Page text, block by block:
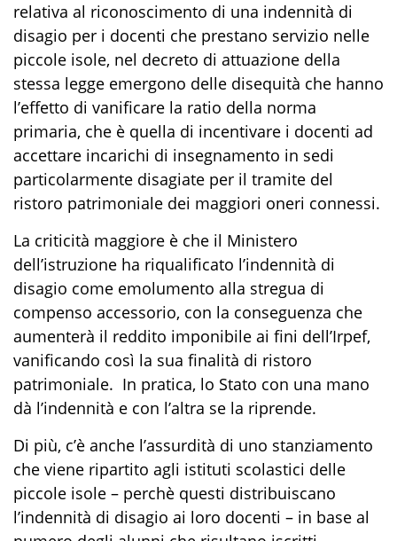
relativa al riconoscimento di una indennità di
disagio per i docenti che prestano servizio nelle
piccole isole, nel decreto di attuazione della
stessa legge emergono delle disequità che hanno
l’effetto di vanificare la ratio della norma
primaria, che è quella di incentivare i docenti ad
accettare incarichi di insegnamento in sedi
particolarmente disagiate per il tramite del
ristoro patrimoniale dei maggiori oneri connessi.
La criticità maggiore è che il Ministero
dell’istruzione ha riqualificato l’indennità di
disagio come emolumento alla stregua di
compenso accessorio, con la conseguenza che
aumenterà il reddito imponibile ai fini dell’Irpef,
vanificando così la sua finalità di ristoro
patrimoniale. In pratica, lo Stato con una mano
dà l’indennità e con l’altra se la riprende.
Di più, c’è anche l’assurdità di uno stanziamento
che viene ripartito agli istituti scolastici delle
piccole isole – perchè questi distribuiscano
l’indennità di disagio ai loro docenti – in base al